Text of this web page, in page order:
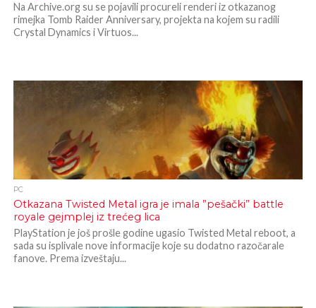
Na Archive.org su se pojavili procureli renderi iz otkazanog
rimejka Tomb Raider Anniversary, projekta na kojem su radili
Crystal Dynamics i Virtuos...
PC
Otkazana Twisted Metal igra je imala ”pešački” battle
royale gejmplej iz trećeg lica
PlayStation je još prošle godine ugasio Twisted Metal reboot, a
sada su isplivale nove informacije koje su dodatno razočarale
fanove. Prema izveštaju...